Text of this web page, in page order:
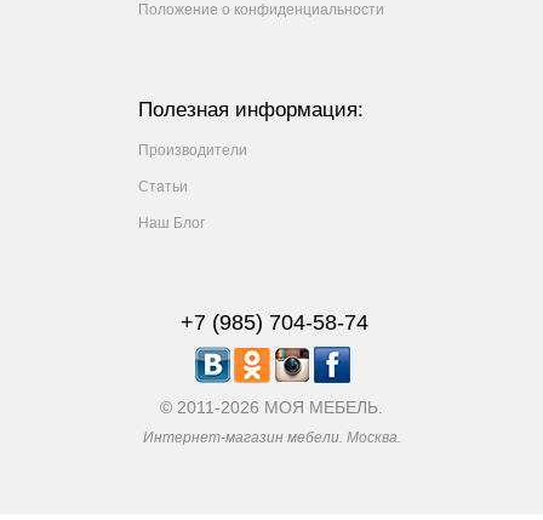
Положение о конфиденциальности
Полезная информация:
Производители
Статьи
Наш Блог
+7 (985) 704-58-74
© 2011-2026 МОЯ МЕБЕЛЬ.
Интернет-магазин мебели. Москва.